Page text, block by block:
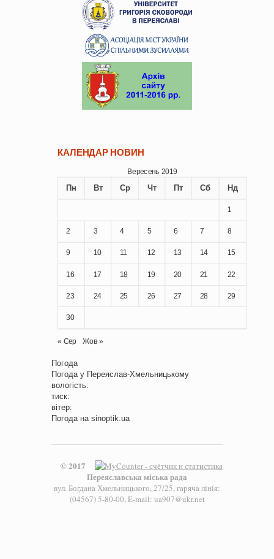
КАЛЕНДАР НОВИН
Вересень 2019
Пн Вт Ср Чт Пт Сб Нд
1
2 3 4 5 6 7 8
9 10 11 12 13 14 15
16 17 18 19 20 21 22
23 24 25 26 27 28 29
30
« Сер Жов »
Погода
Погода у Переяслав-Хмельницькому
вологість:
тиск:
вітер:
Погода на sinoptik.ua
© 2017
Переяславська міська рада
вул. Богдана Хмельницького, 27/25, гаряча лінія:
(04567) 5-80-00, E-mail: ua907@ukr.net